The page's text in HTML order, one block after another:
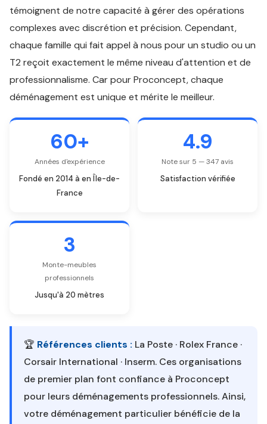
témoignent de notre capacité à gérer des opérations
complexes avec discrétion et précision. Cependant,
chaque famille qui fait appel à nous pour un studio ou un
T2 reçoit exactement le même niveau d'attention et de
professionnalisme. Car pour Proconcept, chaque
déménagement est unique et mérite le meilleur.
60+
Années d'expérience
Fondé en 2014 à en Île-de-
France
4.9
Note sur 5 — 347 avis
Satisfaction vérifiée
3
Monte-meubles
professionnels
Jusqu'à 20 mètres
🏆 Références clients : La Poste · Rolex France ·
Corsair International · Inserm. Ces organisations
de premier plan font confiance à Proconcept
pour leurs déménagements professionnels. Ainsi,
votre déménagement particulier bénéficie de la